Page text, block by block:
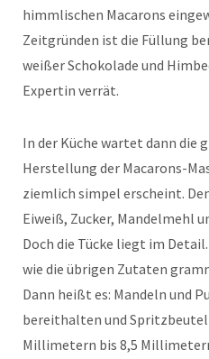
himmlischen Macarons
Zeitgründen ist die Füllung
weißer Schokolade und
Expertin verrät.
In der Küche wartet dann die
Herstellung der Macarons-
ziemlich simpel erscheint.
Eiweiß, Zucker, Mandelmehl
Doch die Tücke liegt im
wie die übrigen Zutaten
Dann heißt es: Mandeln und
bereithalten und
Millimetern bis 8,5